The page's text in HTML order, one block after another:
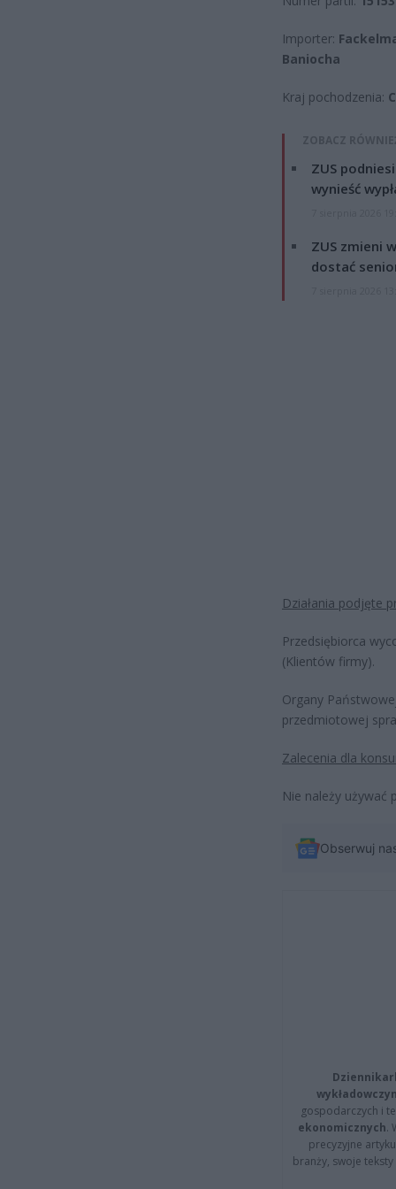
Importer:
Baniocha
Kraj pochodzenia:
ZOBACZ
ZUS
wynieść
ZUS zmieni
dostać
Działania podjęte
Przedsiębiorca
(Klientów firmy).
Organy
przedmiotowej
Zalecenia dla
Nie należy używać
Obserwuj
gospodarczych i
ekonomicznych.
precyzyjne
branży, swoje